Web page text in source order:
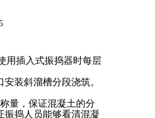
插入式振捣器时每层
装斜溜槽分段浇筑。
量，保证混凝土的分
振捣人员能够看清混凝